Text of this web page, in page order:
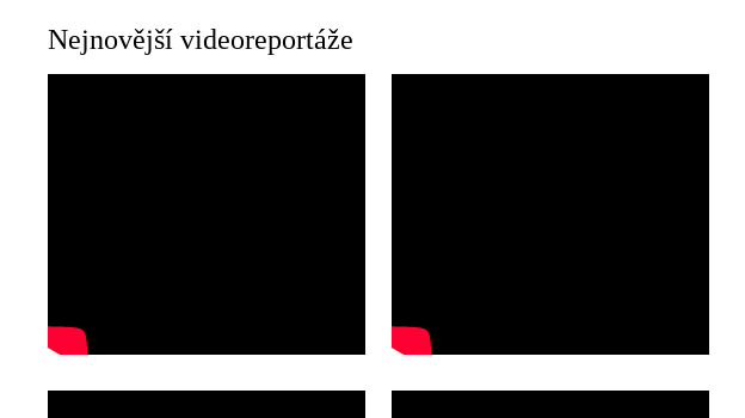
Nejnovější videoreportáže